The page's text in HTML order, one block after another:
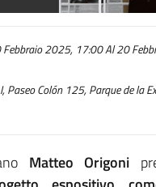
2025, 17:00 Al 20
Paseo Colón 125, Parque de la
Matteo Origoni